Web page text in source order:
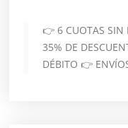
👉 6 CUOTAS SIN
35% DE
DÉBITO 👉